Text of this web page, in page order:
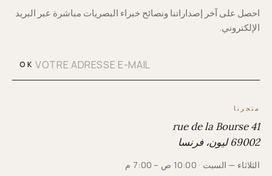
احصل على آخر إصداراتنا ونصائح خبراء البصريات مباشرة عبر البريد
الإلكتروني.
OK
متجرنا
41 rue de la Bourse
69002 ليون، فرنسا
الثلاثاء — السبت · 10:00 ص – 7:00 م